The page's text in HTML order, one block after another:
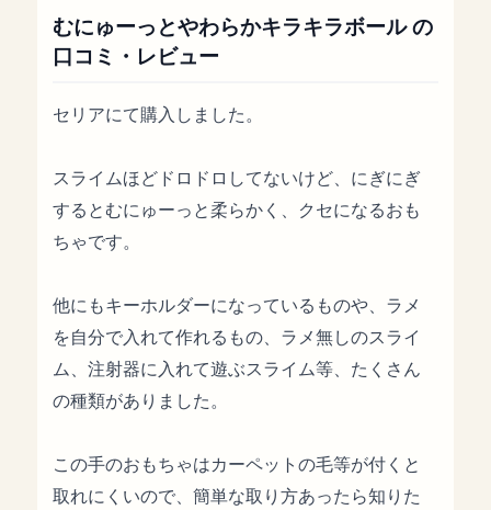
むにゅーっとやわらかキラキラボール の
口コミ・レビュー
セリアにて購入しました。
スライムほどドロドロしてないけど、にぎにぎ
するとむにゅーっと柔らかく、クセになるおも
ちゃです。
他にもキーホルダーになっているものや、ラメ
を自分で入れて作れるもの、ラメ無しのスライ
ム、注射器に入れて遊ぶスライム等、たくさん
の種類がありました。
この手のおもちゃはカーペットの毛等が付くと
取れにくいので、簡単な取り方あったら知りた